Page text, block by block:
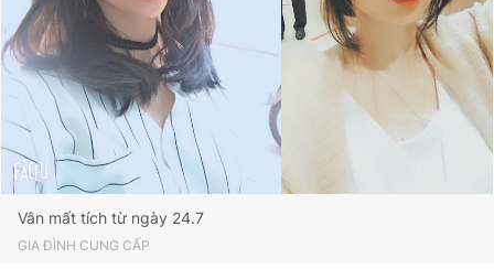
Hotline
0906 645 777
Liên hệ quảng cáo
0908 780 404
Đặt báo Quảng cáo RSS Tòa soạn Chính sách bảo
Tổng biên tập: Nguyễn Ngọc Toàn
Phó tổng biên tập thường trực: Hải Thành
Phó tổng biên tập: Lâm Hiếu Dũng
Phó tổng biên tập: Trần Việt Hưng
Tổng thư ký tòa soạn: Đức Trung
Giấy phép xuất bản số 110/GP - BTTTT cấp ngày 24.3.2020
Vân mất tích từ ngày 24.7
GIA ĐÌNH CUNG CẤP